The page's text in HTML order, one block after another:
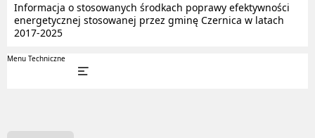
Informacja o stosowanych środkach poprawy efektywności
energetycznej stosowanej przez gminę Czernica w latach
2017-2025
Menu Techniczne